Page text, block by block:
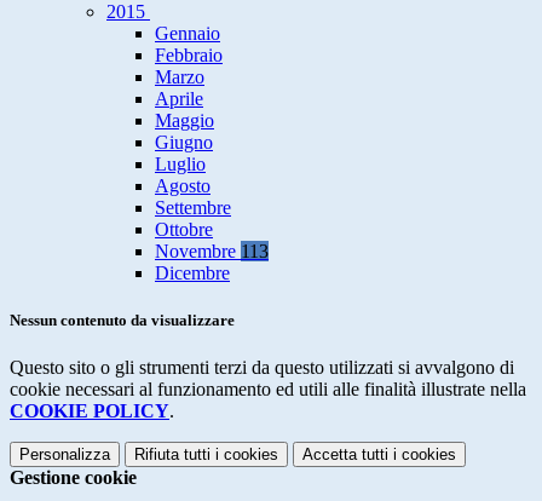
2015
Gennaio
Febbraio
Marzo
Aprile
Maggio
Giugno
Luglio
Agosto
Settembre
Ottobre
Novembre 113
Dicembre
Nessun contenuto da visualizzare
Questo sito o gli strumenti terzi da questo utilizzati si avvalgono di
cookie necessari al funzionamento ed utili alle finalità illustrate nella
COOKIE POLICY.
Personalizza Rifiuta tutti i cookies Accetta tutti i cookies
Gestione cookie